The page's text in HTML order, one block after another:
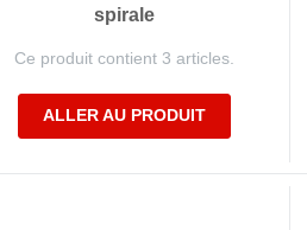
spirale
Ce produit contient 3 articles.
ALLER AU PRODUIT